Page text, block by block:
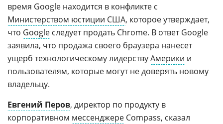
время Google находится в конфликте с
Министерством юстиции США, которое утверждает,
что Google следует продать Chrome. В ответ Google
заявила, что продажа своего браузера нанесет
ущерб технологическому лидерствуАмерики и
пользователям, которые могут не доверять новому
владельцу.
Евгений Перов, директор по продукту в
корпоративном мессенджере Compass, сказал